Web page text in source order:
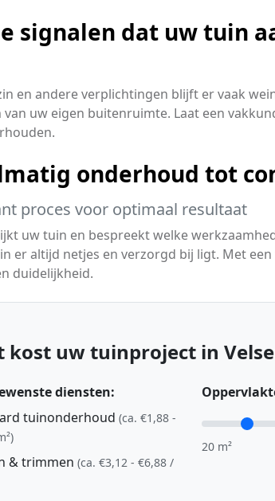
signalen dat uw tuin
en andere verplichtingen blijft er vaak
uw eigen buitenruimte. Laat een
onderhoud tot
proces voor optimaal resultaat
uw tuin en bespreekt welke
er altijd netjes en verzorgd bij ligt. Met
duidelijkheid.
kost uw tuinproject in
diensten:
tuinonderhoud (ca. €1,88 -
& trimmen (ca. €3,12 - €6,88 /
20 m²